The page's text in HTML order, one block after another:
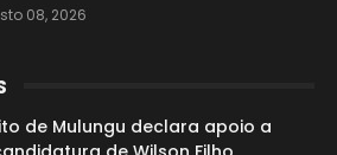
08, 2026
de Mulungu declara apoio a